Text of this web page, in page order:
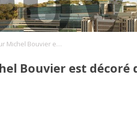
Le professeur Michel Bouvier est décoré de l’Ordre du Canada
Bouvier est décoré